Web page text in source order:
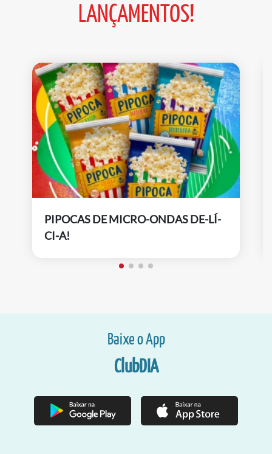
LANÇAMENTOS!
PIPOCAS DE MICRO-ONDAS DE-LÍ-
CI-A!
Baixe o App
ClubDIA